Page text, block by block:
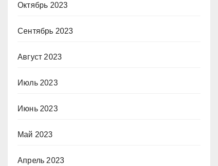
Октябрь 2023
Сентябрь 2023
Август 2023
Июль 2023
Июнь 2023
Май 2023
Апрель 2023